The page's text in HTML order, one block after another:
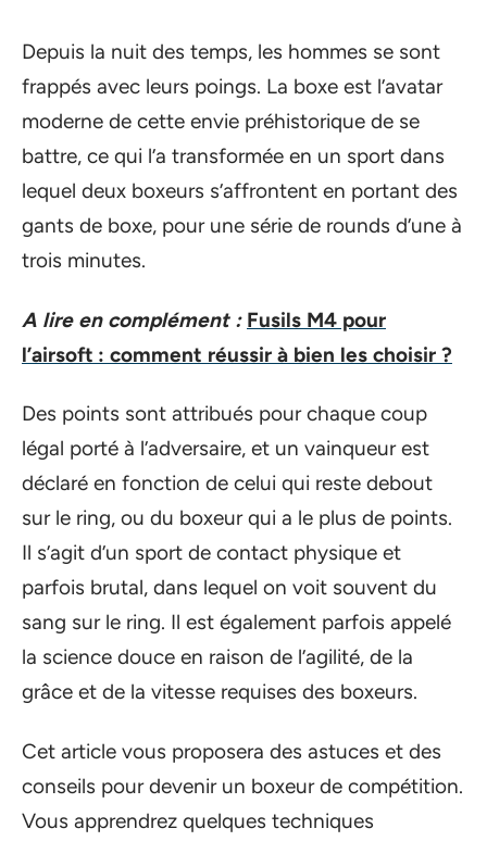
Depuis la nuit des temps, les hommes se sont
frappés avec leurs poings. La boxe est l’avatar
moderne de cette envie préhistorique de se
battre, ce qui l’a transformée en un sport dans
lequel deux boxeurs s’affrontent en portant des
gants de boxe, pour une série de rounds d’une à
trois minutes.
A lire en complément : Fusils M4 pour
l’airsoft : comment réussir à bien les choisir ?
Des points sont attribués pour chaque coup
légal porté à l’adversaire, et un vainqueur est
déclaré en fonction de celui qui reste debout
sur le ring, ou du boxeur qui a le plus de points.
Il s’agit d’un sport de contact physique et
parfois brutal, dans lequel on voit souvent du
sang sur le ring. Il est également parfois appelé
la science douce en raison de l’agilité, de la
grâce et de la vitesse requises des boxeurs.
Cet article vous proposera des astuces et des
conseils pour devenir un boxeur de compétition.
Vous apprendrez quelques techniques